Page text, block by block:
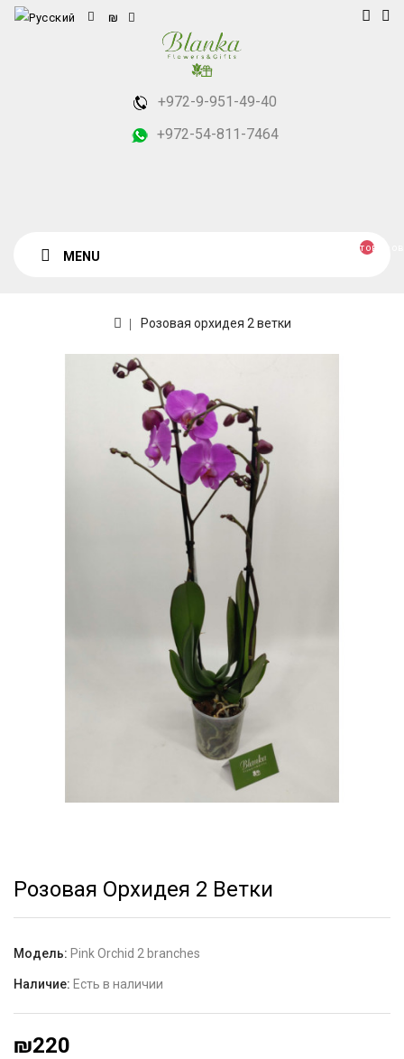
₪
+972-9-951-49-40
+972-54-811-7464
MENU
Розовая орхидея 2 ветки
Розовая Орхидея 2 Ветки
Модель: Pink Orchid 2 branches
Наличие: Есть в наличии
₪220